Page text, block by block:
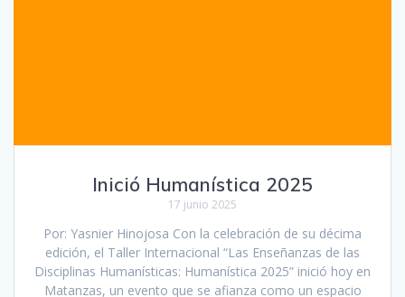
Inició Humanística 2025
17 junio 2025
Por: Yasnier Hinojosa Con la celebración de su décima
edición, el Taller Internacional “Las Enseñanzas de las
Disciplinas Humanísticas: Humanística 2025” inició hoy en
Matanzas, un evento que se afianza como un espacio